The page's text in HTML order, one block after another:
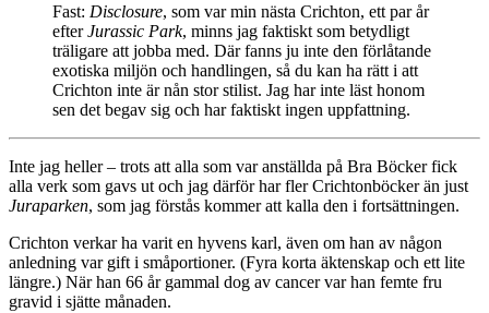
Fast: Disclosure, som var min nästa Crichton, ett par år
efterJurassic Park, minns jag faktiskt som betydligt
träligare att jobba med. Där fanns ju inte den förlåtande
exotiska miljön och handlingen, så du kan ha rätt i att
Crichton inte är nån stor stilist. Jag har inte läst honom
sen det begav sig och har faktiskt ingen uppfattning.
Inte jag heller – trots att alla som var anställda på Bra Böcker fick
alla verk som gavs ut och jag därför har fler Crichtonböcker än just
Juraparken, som jag förstås kommer att kalla den i fortsättningen.
Crichton verkar ha varit en hyvens karl, även om han av någon
anledning var gift i småportioner. (Fyra korta äktenskap och ett lite
längre.) När han 66 år gammal dog av cancer var han femte fru
gravid i sjätte månaden.